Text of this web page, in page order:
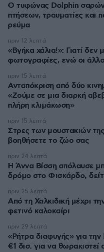
Ο τυφώνας Dolphin
πτήσεων, τραυματίες και
ρεύμα
«Βγήκα χάλια!»: Γιατί δεν
φωτογραφίες, ενώ οι
πριν 12 λεπτά
Ανταπόκριση από δύο
«Ζούμε σε μια διαρκή
πλήρη κλιμάκωση»
πριν 15 λεπτά
Στρες των μουστακιών
βοηθήσετε το ζώο σας
πριν 15 λεπτά
Η Άννα Βίσση απόλαυσε
δρόμο στο Φισκάρδο,
πριν 24 λεπτά
Από τη Χαλκιδική μέχρι
φετινό καλοκαίρι
πριν 25 λεπτά
«Ρήτρα διαφυγής» για
€1 δισ. για να θωρακιστεί
πριν 29 λεπτά